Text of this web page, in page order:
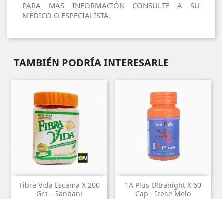
PARA MÁS INFORMACIÓN CONSULTE A SU
MÉDICO O ESPECIALISTA.
TAMBIÉN PODRÍA INTERESARLE
Fibra Vida Escama X 200
Grs – Sanbani
1A Plus Ultranight X 60
Cap - Irene Melo